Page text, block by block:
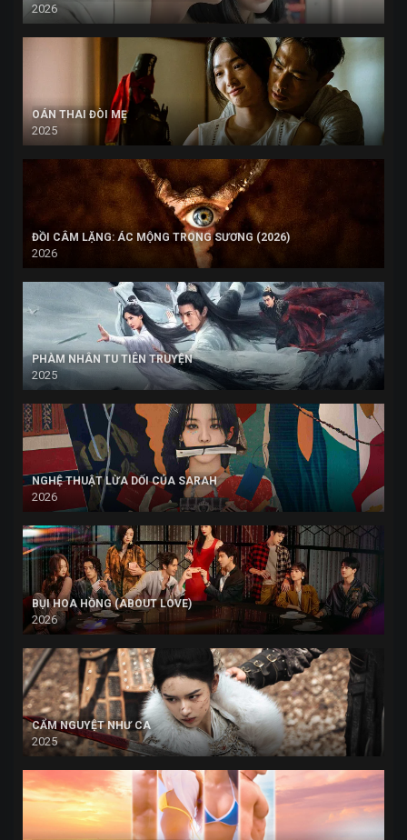
2026
OÁN THAI ĐÒI MẸ
2025
ĐỒI CÂM LẶNG: ÁC MỘNG TRONG SƯƠNG (2026)
2026
PHÀM NHÂN TU TIÊN TRUYỆN
2025
NGHỆ THUẬT LỪA DỐI CỦA SARAH
2026
BỤI HOA HỒNG (ABOUT LOVE)
2026
CẨM NGUYỆT NHƯ CA
2025